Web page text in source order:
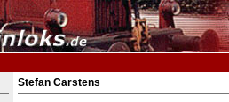
Stefan Carstens